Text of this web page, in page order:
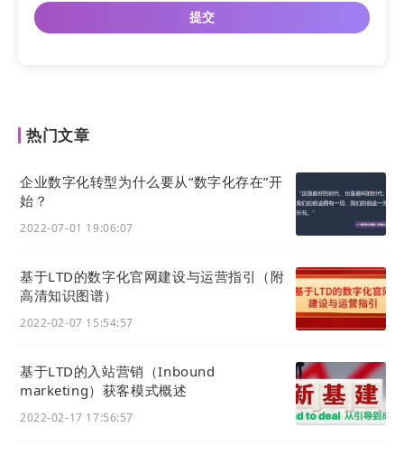
式，不止于创业项目的立项层面，而可进一步到项目
理论学习阶段：
以及互联网发展所带来的生意变迁等理论知识；
②基于理论知识的学习，学生初步制定项目实施方
案、项目执行框架；执教人员根据学生制定的初步计
热门文章
企业数字化转型为什么要从“数字化存在”开
始？
2022-07-01 19:06:07
基于LTD的数字化官网建设与运营指引（附
高清知识图谱）
2022-02-07 15:54:57
基于LTD的入站营销（Inbound
marketing）获客模式概述
2022-02-17 17:56:57